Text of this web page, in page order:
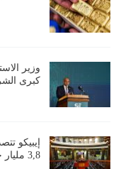
وزير
كبرى
إيبيكو
3,8 مليار جنيه خلال الأسبوع الماضي